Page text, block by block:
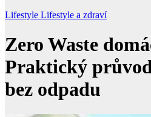
Lifestyle Lifestyle a zdraví
Zero Waste
Praktický
bez odpadu